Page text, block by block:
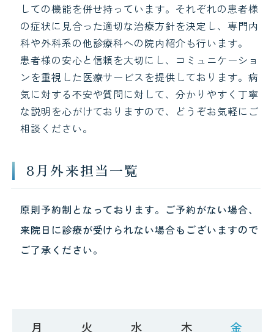
しての機能を併せ持っています。それぞれの患者様
の症状に見合った適切な治療方針を決定し、専門内
科や外科系の他診療科への院内紹介も行います。
患者様の安心と信頼を大切にし、コミュニケーショ
ンを重視した医療サービスを提供しております。病
気に対する不安や質問に対して、分かりやすく丁寧
な説明を心がけておりますので、どうぞお気軽にご
相談ください。
8月外来担当一覧
原則予約制となっております。ご予約がない場合、
来院日に診療が受けられない場合もございますので
ご了承ください。
月 火 水 木 金